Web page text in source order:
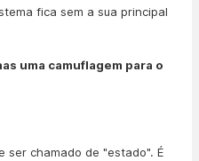
fica sem a sua principal
uma camuflagem para o
ser chamado de "estado". É